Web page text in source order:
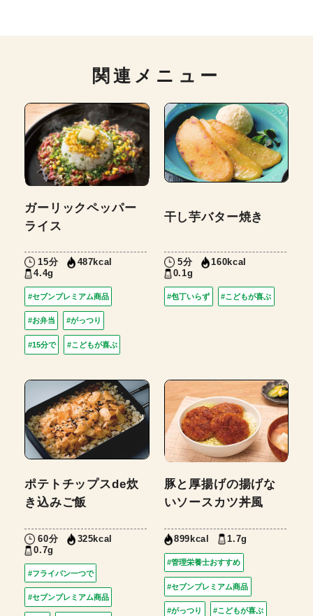
関連メニュー
ガーリックペッパー
ライス
15分
487kcal
4.4g
#セブンプレミアム商品
#お弁当 #がっつり
#15分で #こどもが喜ぶ
干し芋バター焼き
5分
160kcal
0.1g
#包丁いらず #こどもが喜ぶ
ポテトチップスde炊
き込みご飯
60分
325kcal
0.7g
#フライパン一つで
#セブンプレミアム商品
豚と厚揚げの揚げな
いソースカツ丼風
899kcal 1.7g
#管理栄養士おすすめ
#セブンプレミアム商品
#がっつり #こどもが喜ぶ